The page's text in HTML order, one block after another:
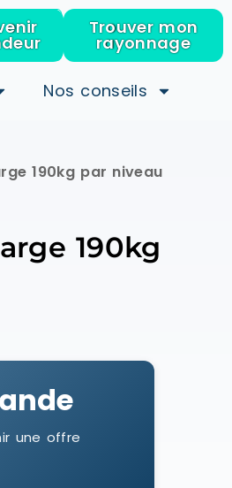
Trouver mon
rayonnage
Nos conseils
190kg par niveau
190kg
une offre